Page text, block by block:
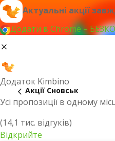
Актуальні акції
Додати в Chrome –
Додаток Kimbino
Усі пропозиції в одному
(14,1 тис. відгуків)
Відкрийте
Акції Сновськ